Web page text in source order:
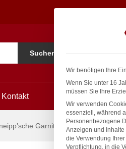
Suchen
Kontakt
Garnitur 3/4″ Ø 27mm 3/4″
Wir benötigen Ihre
Wenn Sie unter 16
müssen Sie Ihre
Wir verwenden
essenziell, während
Personenbezogene
Anzeigen und
die Verwendung
Verpflichtung, in die